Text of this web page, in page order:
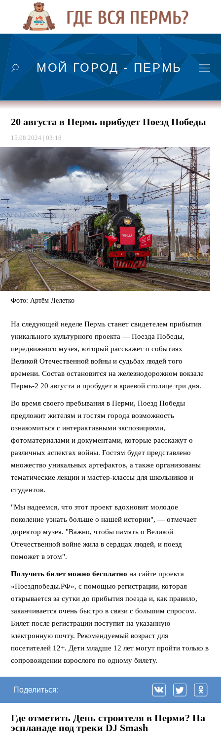
МОЙ ГОРОД - ПЕРМЬ
20 августа в Пермь прибудет Поезд Победы
15.08.2024 | 03:18
Фото: Артём Лелетко
На следующей неделе Пермь станет свидетелем прибытия
уникального культурного проекта — Поезда Победы,
передвижного музея, который расскажет о событиях
Великой Отечественной войны и судьбах людей того
времени. Состав остановится на железнодорожном вокзале
Пермь-2 20 августа и пробудет в краевой столице три дня.
Во время своего пребывания в Перми, Поезд Победы
предложит жителям и гостям города возможность
ознакомиться с интерактивными экспозициями,
фотоматериалами и документами, которые расскажут о
различных аспектах войны. Гостям будет представлено
множество уникальных артефактов, а также организованы
тематические лекции и мастер-классы для школьников и
студентов.
"Мы надеемся, что этот проект вдохновит молодое
поколение узнать больше о нашей истории", — отмечает
директор музея. "Важно, чтобы память о Великой
Отечественной войне жила в сердцах людей, и поезд
поможет в этом".
Получить билет можно бесплатно на сайте проекта
«Поездпобеды.РФ», с помощью регистрации, которая
открывается за сутки до прибытия поезда и, как правило,
заканчивается очень быстро в связи с большим спросом.
Билет после регистрации поступит на указанную
электронную почту. Рекомендуемый возраст для
посетителей 12+. Дети младше 12 лет могут пройти только в
сопровождении взрослого по одному билету.
Поделиться:
Где отметить День строителя в Перми? На
эспланаде под треки DJ Smash